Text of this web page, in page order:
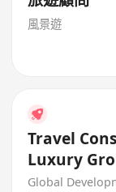
風景遊
Travel
Luxury
30,000
Global